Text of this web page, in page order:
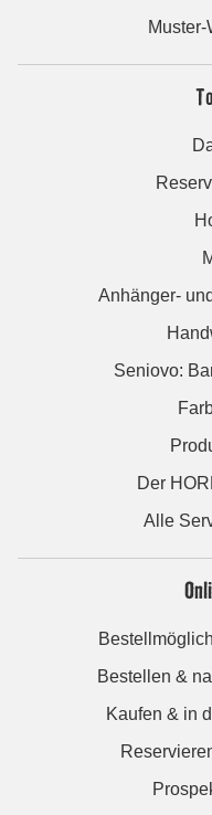
Anhänger-
Seniovo:
Der
Alle
Bestellen &
Kaufen & in